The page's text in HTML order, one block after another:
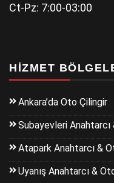
Ct-Pz: 7:00-03:00
HIZMET
Ankara’da Oto Çilingir
Subayevleri
Atapark Anahtarcı &
Uyanış Anahtarcı &